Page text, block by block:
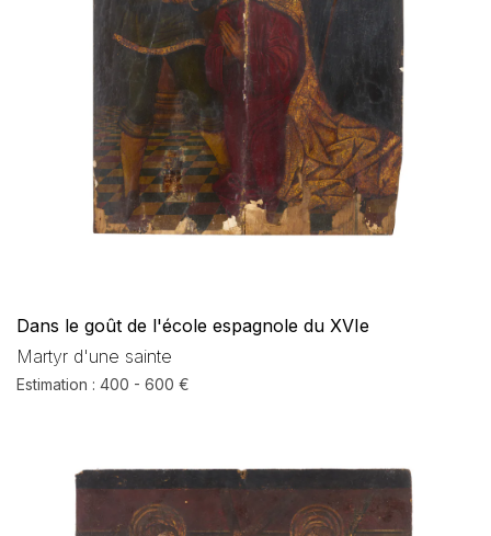
Dans le goût de l'école espagnole du XVIe
Martyr d'une sainte
Estimation : 400 - 600 €